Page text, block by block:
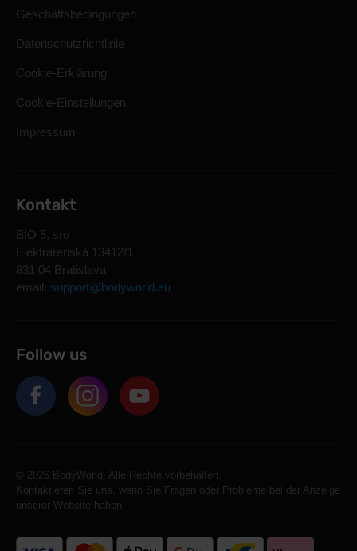
Geschäftsbedingungen
Datenschutzrichtlinie
Cookie-Erklärung
Cookie-Einstellungen
Impressum
Kontakt
BIO 5, sro
Elektrárenská 13412/1
831 04 Bratislava
email: support@bodyworld.eu
Follow us
© 2026 BodyWorld. Alle Rechte vorbehalten.
Kontaktieren Sie uns, wenn Sie Fragen oder Probleme bei der Anzeige
unserer Website haben